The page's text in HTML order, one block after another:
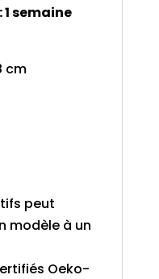
semaine
cm
peut
modèle à un
Oeko-